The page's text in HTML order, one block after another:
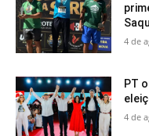
4 de
PT
4 de